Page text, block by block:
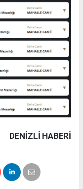
DENIZLI HABERİ